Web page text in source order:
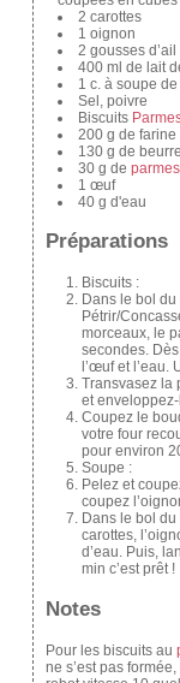
2 carottes
1 oignon
2 gousses d’ail
400 ml de lait
1 c. à soupe
Sel, poivre
Biscuits
200 g de farine
130 g de
30 g de
1 œuf
40 g d'eau
Préparations
Biscuits :
Dans le bol
Pétrir/
morceaux, le
secondes.
l’œuf et l’eau.
Transvasez la
et
Coupez le
votre four
pour environ
Soupe :
Pelez et
coupez
Dans le bol
carottes,
d’eau. Puis,
min c’est prêt !
Notes
Pour les biscuits au
ne s’est pas